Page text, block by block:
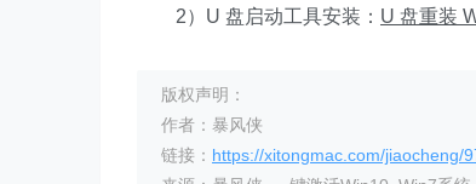
2）U 盘启动工具安装： U 盘重装
版权声明：
作者：暴风侠
链接： https://xitongmac.com/jiaocheng/